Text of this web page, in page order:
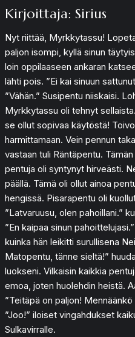
Kirjoittaja: Sirius
Nyt riittää, Myrkkytassu!
paljon isompi, kyllä sinun
loin oppilaaseen ankaran
lähti pois. ”Ei kai sinuun
”Vähän.” Susipentu niiskaisi.
Myrkkytassu oli tehnyt
se ollut sopivaa käytöstä!
harmittamaan. Vein pennun
vastaan tuli Räntäpentu.
pentuja oli syntynyt hirveästi.
päällä. Tämä oli ollut ainoa
hengissä. Pisarapentu oli
”Latvaruusu, olen pahoillani.”
”En kaipaa sinun
kuinka hän leikitti surullisena
Matopentu, tänne sieltä!”
luokseni. Vilkaisin kaikkia
emoa, joten huolehdin heistä.
”Teitäpä on paljon!
”Joo!” iloiset vingahdukset
Sulkavirralle.